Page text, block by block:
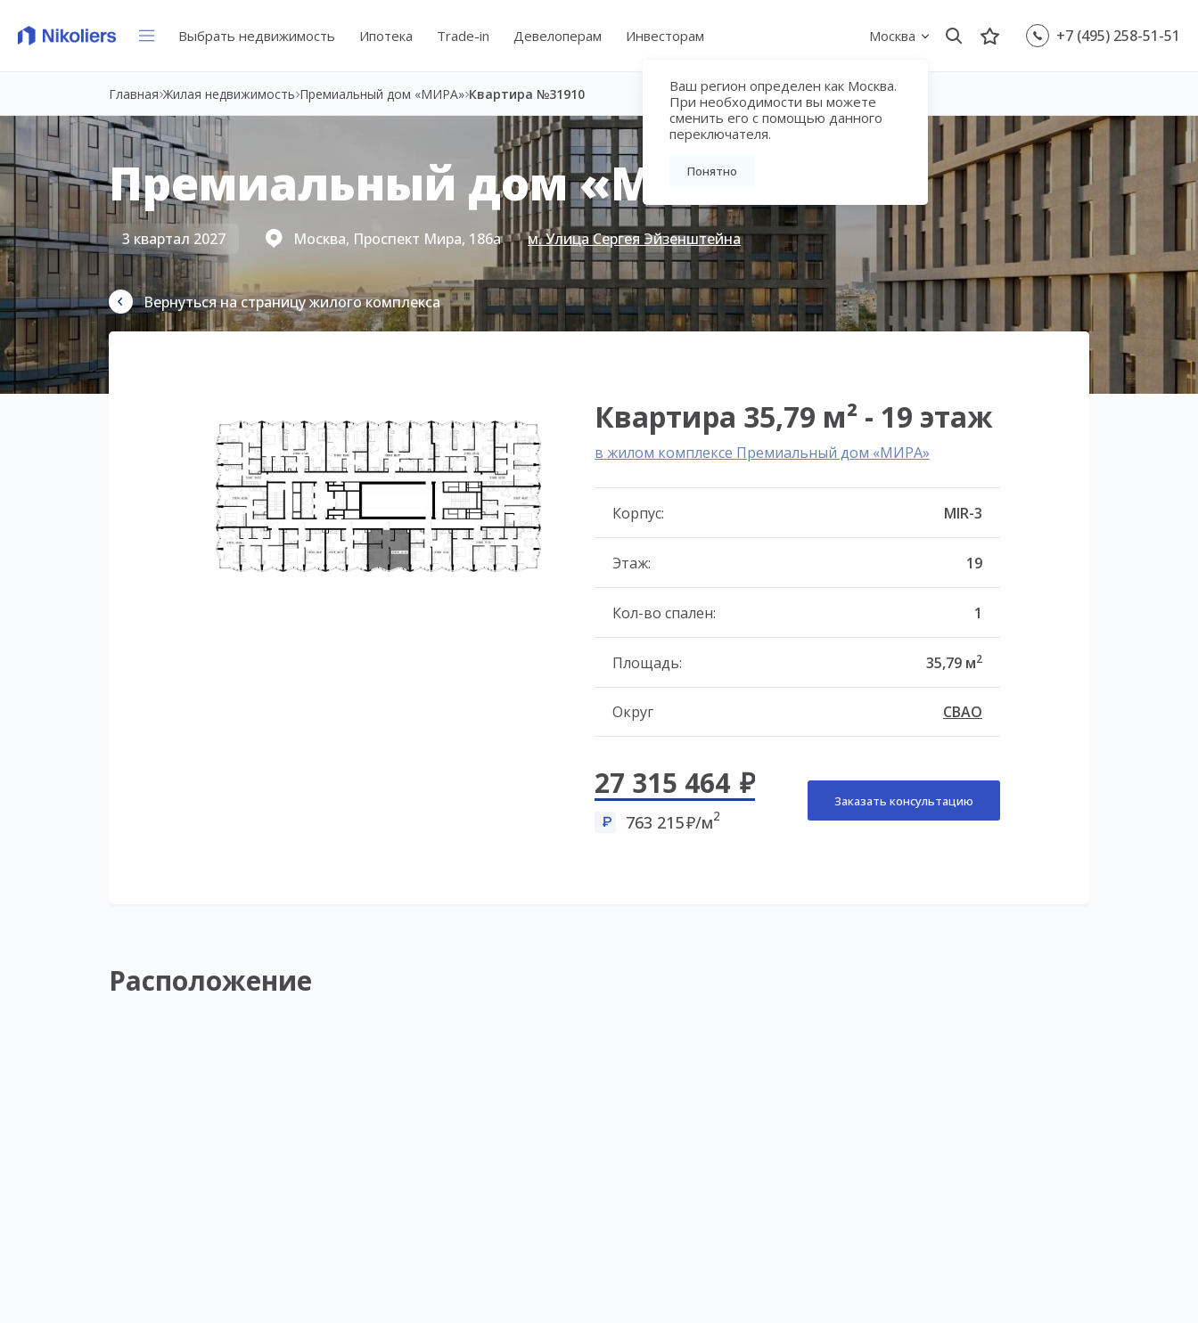
Выбрать недвижимость Ипотека Trade-in Девелоперам Инвесторам Москва
Ваш регион определен как Москва.
При необходимости вы можете
сменить его с помощью данного
переключателя.
Понятно
+7 (495) 258-51-51
Главная Жилая недвижимость Премиальный дом «МИРА» Квартира №31910
Премиальный дом «МИРА»
3 квартал 2027 Москва, Проспект Мира, 186а м. Улица Сергея Эйзенштейна
Вернуться на страницу жилого комплекса
Квартира 35,79 м² - 19 этаж
в жилом комплексе Премиальный дом «МИРА»
Корпус: MIR-3
Этаж: 19
Кол-во спален: 1
Площадь: 35,79 м2
Округ СВАО
27 315 464
763 215 /м2
Заказать консультацию
Расположение